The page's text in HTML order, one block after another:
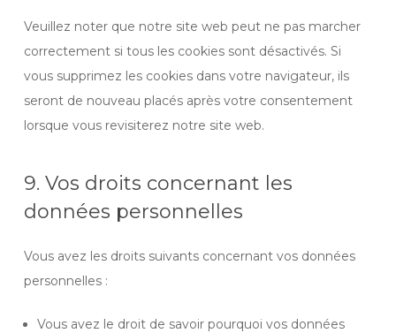
Veuillez noter que notre site web peut ne pas marcher
correctement si tous les cookies sont désactivés. Si
vous supprimez les cookies dans votre navigateur, ils
seront de nouveau placés après votre consentement
lorsque vous revisiterez notre site web.
9. Vos droits concernant les
données personnelles
Vous avez les droits suivants concernant vos données
personnelles :
Vous avez le droit de savoir pourquoi vos données